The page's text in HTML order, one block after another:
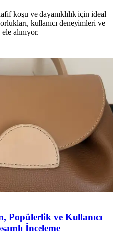
koşu ve dayanıklılık için ideal
kullanıcı deneyimleri ve
alınıyor.
Popülerlik ve Kullanıcı
İnceleme